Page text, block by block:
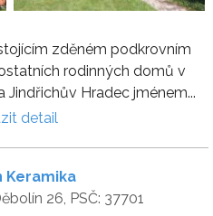
zděném podkrovním
rodinných domů v
Hradec jménem...
detail
Keramika
26, PSČ: 37701